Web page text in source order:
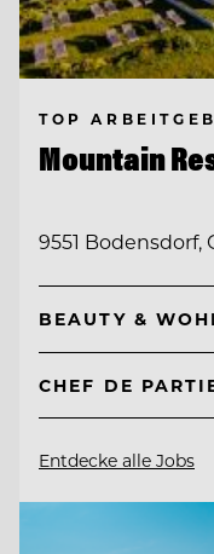
TOP
Mountain
9551 Bodensdorf,
BEAUTY &
CHEF DE
Entdecke alle Jobs